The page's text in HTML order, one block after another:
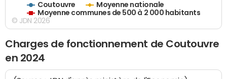
Coutouvre
Moyenne nationale
Moyenne communes de 500 à 2 000 habitants
© JDN 2026
Charges de fonctionnement de Coutouvre
en 2024